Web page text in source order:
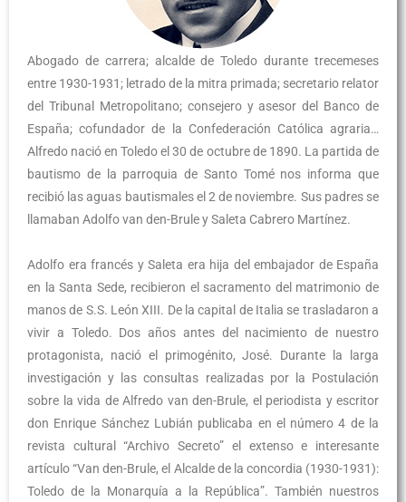
Abogado de carrera; alcalde de Toledo durante trecemeses
entre 1930-1931; letrado de la mitra primada; secretario relator
del Tribunal Metropolitano; consejero y asesor del Banco de
España; cofundador de la Confederación Católica agraria…
Alfredo nació en Toledo el 30 de octubre de 1890. La partida de
bautismo de la parroquia de Santo Tomé nos informa que
recibió las aguas bautismales el 2 de noviembre. Sus padres se
llamaban Adolfo van den-Brule y Saleta Cabrero Martínez.
Adolfo era francés y Saleta era hija del embajador de España
en la Santa Sede, recibieron el sacramento del matrimonio de
manos de S.S. León XIII. De la capital de Italia se trasladaron a
vivir a Toledo. Dos años antes del nacimiento de nuestro
protagonista, nació el primogénito, José. Durante la larga
investigación y las consultas realizadas por la Postulación
sobre la vida de Alfredo van den-Brule, el periodista y escritor
don Enrique Sánchez Lubián publicaba en el número 4 de la
revista cultural “Archivo Secreto” el extenso e interesante
artículo “Van den-Brule, el Alcalde de la concordia (1930-1931):
Toledo de la Monarquía a la República”. También nuestros